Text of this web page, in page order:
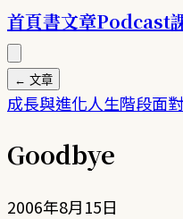
首頁書文章Podcast
← 文章
成長與進化人生階段面
Goodbye
2006年8月15日